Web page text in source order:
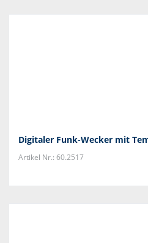
Digitaler Funk-Wecker mit
Artikel Nr.: 60.2517